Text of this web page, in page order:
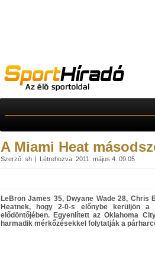
A Miami Heat
Szerző: sh Létrehozva: 2011. május 4. 09:05
LeBron James 35, Dwyane Wade 28,
Heatnek, hogy 2-0-s előnybe kerüljön
elődöntőjében. Egyenlített az Oklahoma
harmadik mérkőzésekkel folytatják a